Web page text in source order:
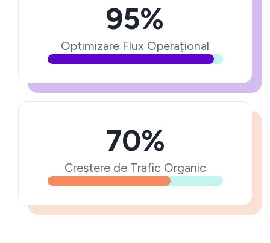
95%
Optimizare Flux Operațional
70%
Creștere de Trafic Organic